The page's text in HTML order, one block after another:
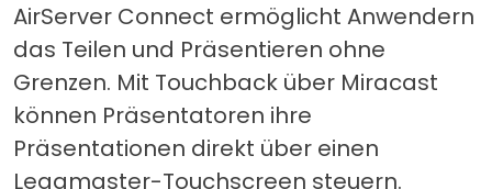
AirServer Connect ermöglicht Anwendern
das Teilen und Präsentieren ohne
Grenzen. Mit Touchback über Miracast
können Präsentatoren ihre
Präsentationen direkt über einen
Legamaster-Touchscreen steuern.